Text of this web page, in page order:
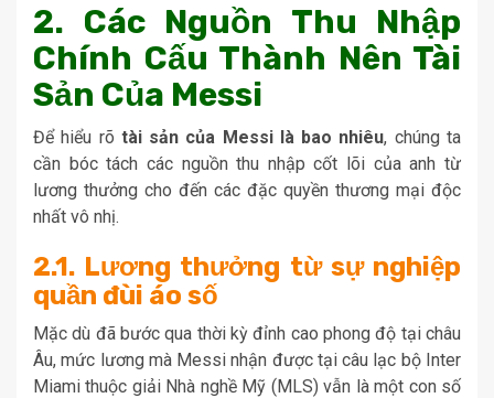
2. Các Nguồn Thu Nhập
Chính Cấu Thành Nên Tài
Sản Của Messi
Để hiểu rõ tài sản của Messi là bao nhiêu, chúng ta
cần bóc tách các nguồn thu nhập cốt lõi của anh từ
lương thưởng cho đến các đặc quyền thương mại độc
nhất vô nhị.
2.1. Lương thưởng từ sự nghiệp
quần đùi áo số
Mặc dù đã bước qua thời kỳ đỉnh cao phong độ tại châu
Âu, mức lương mà Messi nhận được tại câu lạc bộ Inter
Miami thuộc giải Nhà nghề Mỹ (MLS) vẫn là một con số